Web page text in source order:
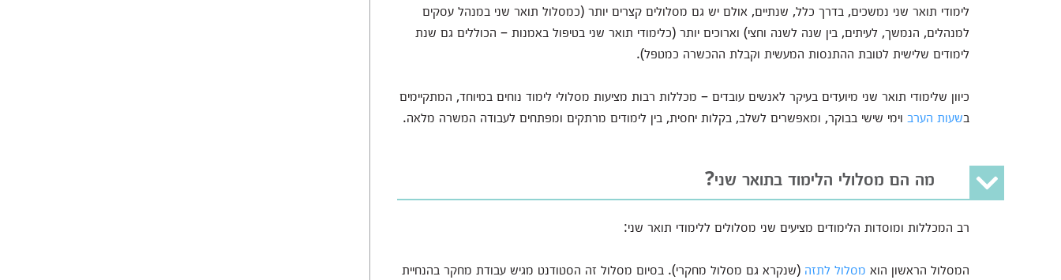
לימודי תואר שני נמשכים, בדרך כלל, שנתיים, אולם יש גם מסלולים קצרים יותר (כמסלול תואר שני במנהל עסקים
למנהלים, הנמשך, לעיתים, בין שנה לשנה וחצי) וארוכים יותר (כלימודי תואר שני בטיפול באמנות – הכוללים גם שנת
לימודים שלישית לטובת ההתנסות המעשית וקבלת ההכשרה כמטפל).
כיוון שלימודי תואר שני מיועדים בעיקר לאנשים עובדים – מכללות רבות מציעות מסלולי לימוד נוחים במיוחד, המתקיימים
בשעות הערב וימי שישי בבוקר, ומאפשרים לשלב, בקלות יחסית, בין לימודים מרתקים ומפתחים לעבודה המשרה מלאה.
מה הם מסלולי הלימוד בתואר שני?
רב המכללות ומוסדות הלימודים מציעים שני מסלולים ללימודי תואר שני:
המסלול הראשון הוא מסלול לתזה (שנקרא גם מסלול מחקרי). בסיום מסלול זה הסטודנט מגיש עבודת מחקר בהנחיית